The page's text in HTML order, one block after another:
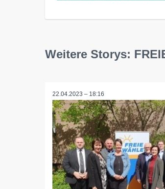
Weitere Storys:
22.04.2023 – 18:16